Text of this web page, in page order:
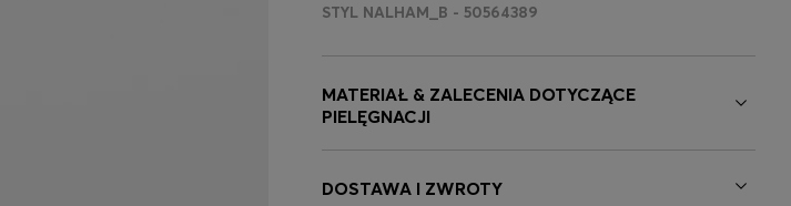
STYL NALHAM_B - 50564389
MATERIAŁ & ZALECENIA DOTYCZĄCE
PIELĘGNACJI
DOSTAWA I ZWROTY